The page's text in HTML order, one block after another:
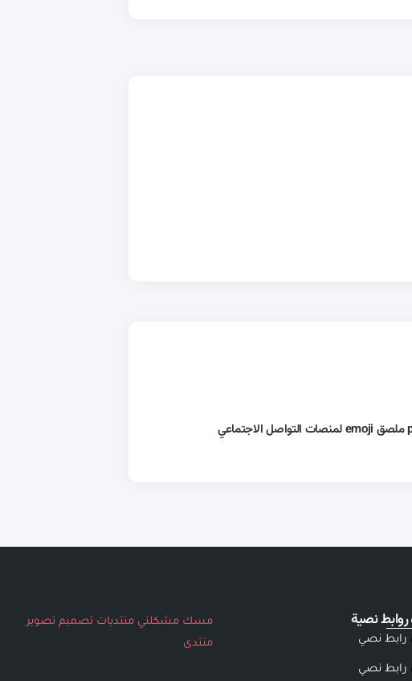
روابط نصية
رابط نصي
رابط نصي
مسك مشكلتي منتديات تصميم تصوير
منتدى